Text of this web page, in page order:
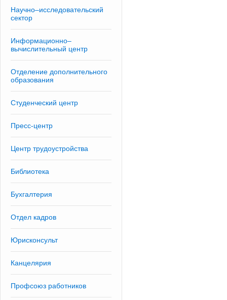
Научно–исследовательский
сектор
Информационно–
вычислительный центр
Отделение дополнительного
образования
Студенческий центр
Пресс-центр
Центр трудоустройства
Библиотека
Бухгалтерия
Отдел кадров
Юрисконсульт
Канцелярия
Профсоюз работников